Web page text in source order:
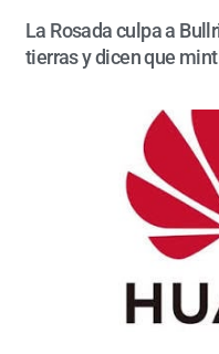
La Rosada culpa a
tierras y dicen que